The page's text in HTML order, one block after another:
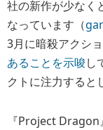
社の新作が少なく
なっています（
3月に暗殺アクシ
あることを示唆し
クトに注力すると
『Project